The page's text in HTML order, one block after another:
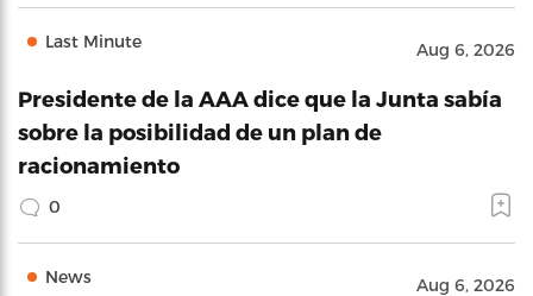
Last Minute Aug 6, 2026
Presidente de la AAA dice que la Junta sabía
sobre la posibilidad de un plan de
racionamiento
0
News Aug 6, 2026